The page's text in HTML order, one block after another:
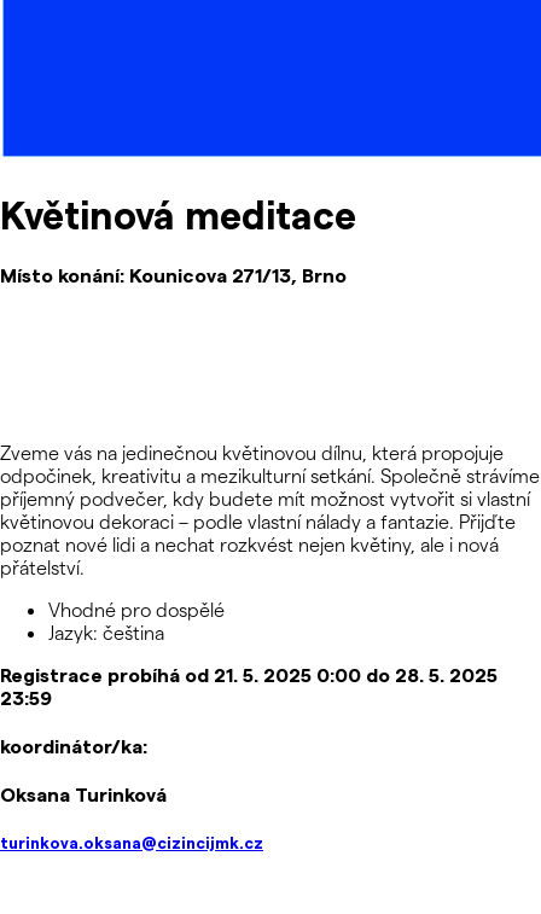
Květinová meditace
Místo konání: Kounicova 271/13, Brno
Zveme vás na jedinečnou květinovou dílnu, která propojuje
odpočinek, kreativitu a mezikulturní setkání. Společně strávíme
příjemný podvečer, kdy budete mít možnost vytvořit si vlastní
květinovou dekoraci – podle vlastní nálady a fantazie. Přijďte
poznat nové lidi a nechat rozkvést nejen květiny, ale i nová
přátelství.
Vhodné pro dospělé
Jazyk: čeština
Registrace probíhá od 21. 5. 2025 0:00 do 28. 5. 2025
23:59
koordinátor/ka:
Oksana Turinková
turinkova.oksana@cizincijmk.cz